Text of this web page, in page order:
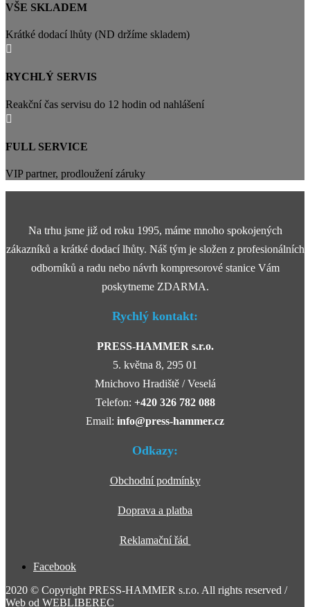
VŠE SKLADEM
Krátké dodací lhůty (ND držíme skladem)

RYCHLÝ SERVIS
Reakční čas servisu do 12 hodin od nahlášení

FULL SERVICE
VIP partner, prodloužení záruky
Na trhu jsme již od roku 1995, máme mnoho spokojených
zákazníků a krátké dodací lhůty. Náš tým je složen z profesionálních
odborníků a radu nebo návrh kompresorové stanice Vám
poskytneme ZDARMA.
Rychlý kontakt:
PRESS-HAMMER s.r.o.
5. května 8, 295 01
Mnichovo Hradiště / Veselá
Telefon: +420 326 782 088
Email: info@press-hammer.cz
Odkazy:
Obchodní podmínky
Doprava a platba
Reklamační řád
Facebook
2020 © Copyright PRESS-HAMMER s.r.o. All rights reserved /
Web od WEBLIBEREC